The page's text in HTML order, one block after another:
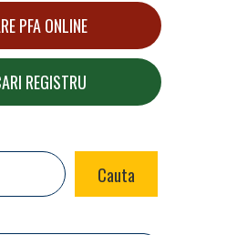
PFA ONLINE
REGISTRU
Cauta